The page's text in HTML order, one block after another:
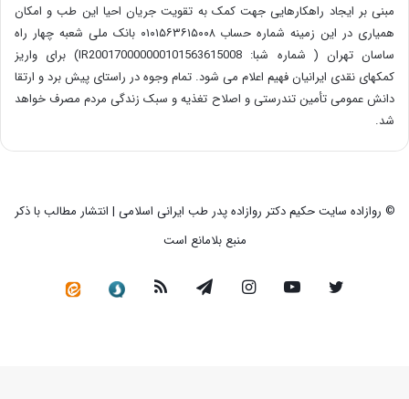
مبنی بر ایجاد راهکارهایی جهت کمک به تقویت جریان احیا این طب و امکان
همیاری در این زمینه شماره حساب ۰۱۰۱۵۶۳۶۱۵۰۰۸ بانک ملی شعبه چهار راه
ساسان تهران ( شماره شبا: IR200170000000101563615008) برای واریز
کمکهای نقدی ایرانیان فهیم اعلام می شود. تمام وجوه در راستای پیش برد و ارتقا
دانش عمومی تأمین تندرستی و اصلاح تغذیه و سبک زندگی مردم مصرف خواهد
شد.
© روازاده سایت حکیم دکتر روازاده پدر طب ایرانی اسلامی | انتشار مطالب با ذکر
منبع بلامانع است
توییتر یوتیوب اینستاگرامتلگرام خوراک سروش